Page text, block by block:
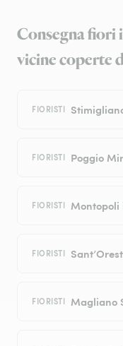
Consegna fiori
vicine coperte
FIORISTI
FIORISTI Poggio
FIORISTI Montopoli
FIORISTI
FIORISTI Magliano